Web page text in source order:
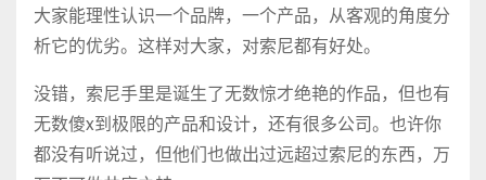
大家能理性认识一个品牌，一个产品，从客观的角度分
析它的优劣。这样对大家，对索尼都有好处。
没错，索尼手里是诞生了无数惊才绝艳的作品，但也有
无数傻x到极限的产品和设计，还有很多公司。也许你
都没有听说过，但他们也做出过远超过索尼的东西，万